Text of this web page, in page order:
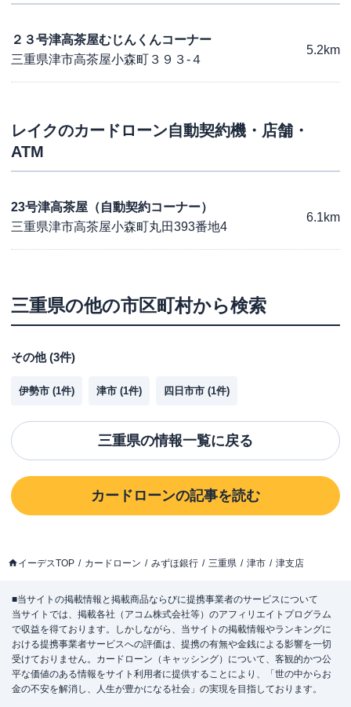
２３号津高茶屋むじんくんコーナー
三重県津市高茶屋小森町３９３-４
5.2km
レイクのカードローン自動契約機・店舗・
ATM
23号津高茶屋（自動契約コーナー）
三重県津市高茶屋小森町丸田393番地4
6.1km
三重県の他の市区町村から検索
その他(3件)
伊勢市 (1件) 津市 (1件) 四日市市 (1件)
三重県の情報一覧に戻る
カードローンの記事を読む
イーデスTOP カードローン みずほ銀行 三重県 津市 津支店
■当サイトの掲載情報と掲載商品ならびに提携事業者のサービスについて
当サイトでは、掲載各社（アコム株式会社等）のアフィリエイトプログラム
で収益を得ております。しかしながら、当サイトの掲載情報やランキングに
おける提携事業者サービスへの評価は、提携の有無や金銭による影響を一切
受けておりません。カードローン（キャッシング）について、客観的かつ公
平な価値のある情報をサイト利用者に提供することにより、「世の中からお
金の不安を解消し、人生が豊かになる社会」の実現を目指しております。